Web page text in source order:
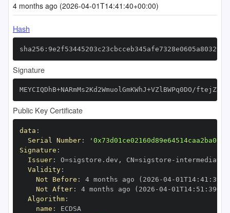
4 months ago (2026-04-01T14:41:40+00:00)
Hash
Signature
MEYCIQDhB+NARmMs2Kd2WmuolGmKWhJ+VZlBWPq0DO/
Public Key Certificate
data :
Serial Number:
Signature :
Issuer: O=sigstore.dev , CN=sigstore -
Validity:
Not Before : 4 months ago (2026 -04-01T14: 41 :
Not After: 4 months ago (2026 -04-01T14: 51 : 39+00
Algorithm:
name :